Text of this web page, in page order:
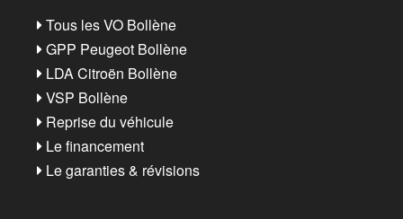
Tous les VO Bollène
GPP Peugeot Bollène
LDA Citroën Bollène
VSP Bollène
Reprise du véhicule
Le financement
Le garanties & révisions